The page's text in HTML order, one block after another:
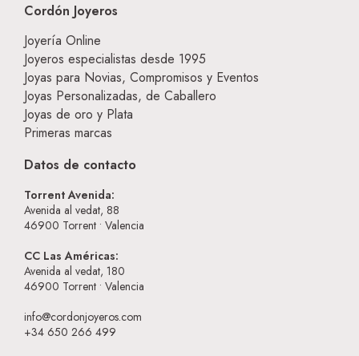
Cordón Joyeros
Joyería Online
Joyeros especialistas desde 1995
Joyas para Novias, Compromisos y Eventos
Joyas Personalizadas, de Caballero
Joyas de oro y Plata
Primeras marcas
Datos de contacto
Torrent Avenida:
Avenida al vedat, 88
46900 Torrent • Valencia
CC Las Américas:
Avenida al vedat, 180
46900 Torrent • Valencia
info@cordonjoyeros.com
+34 650 266 499